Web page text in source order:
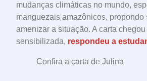
mudanças climáticas no mundo,
manguezais amazônicos, propondo
amenizar a situação. A carta
sensibilizada, respondeu a
Confira a carta de Julina